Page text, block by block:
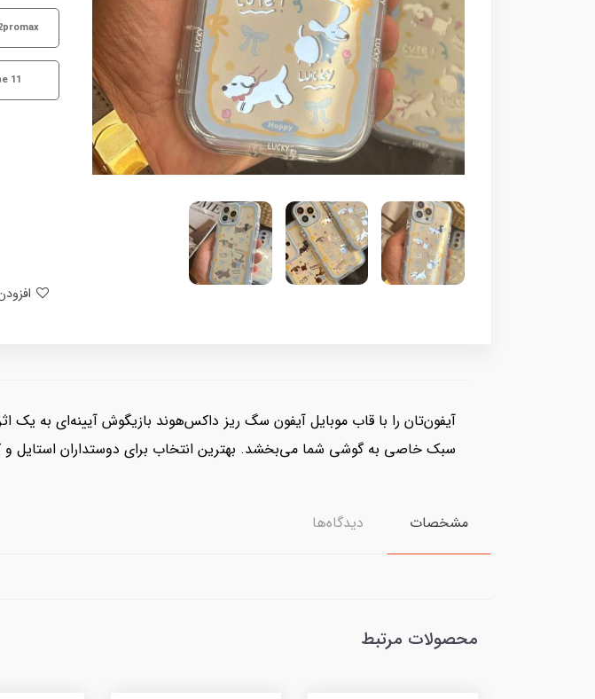
11
آیفون‌تان را با قاب موبایل آیفون سگ ریز داکس‌هوند بازیگوش آیینه‌ای به یک
سبک خاصی به گوشی شما می‌بخشد. بهترین انتخاب برای دوستداران استایل و
مشخصات دیدگاه‌ها
محصولات مرتبط